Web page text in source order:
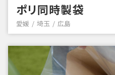
ポリ同時製袋
愛媛 埼玉 広島